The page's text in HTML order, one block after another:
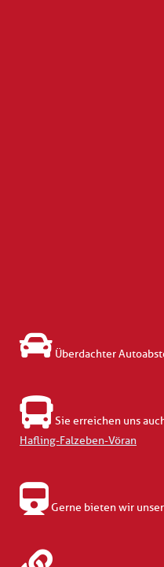
Überdachter
Sie erreichen uns
Hafling-Falzeben-Vöran
Gerne bieten wir